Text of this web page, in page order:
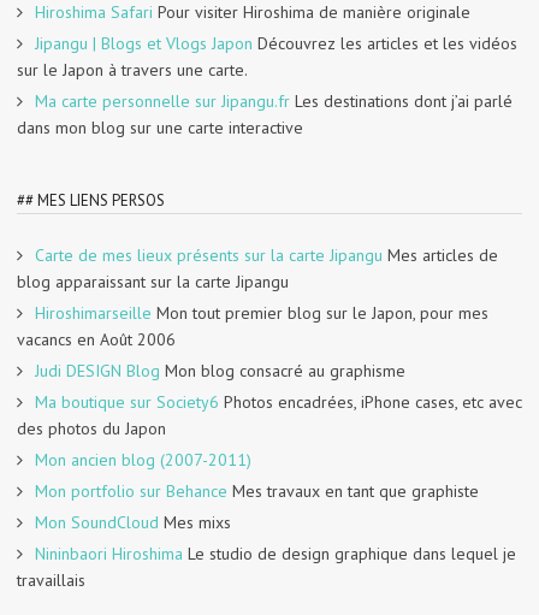
Hiroshima Safari Pour visiter Hiroshima de manière originale
Jipangu | Blogs et Vlogs Japon Découvrez les articles et les vidéos
sur le Japon à travers une carte.
Ma carte personnelle sur Jipangu.fr Les destinations dont j’ai parlé
dans mon blog sur une carte interactive
## MES LIENS PERSOS
Carte de mes lieux présents sur la carte Jipangu Mes articles de
blog apparaissant sur la carte Jipangu
Hiroshimarseille Mon tout premier blog sur le Japon, pour mes
vacancs en Août 2006
Judi DESIGN Blog Mon blog consacré au graphisme
Ma boutique sur Society6 Photos encadrées, iPhone cases, etc avec
des photos du Japon
Mon ancien blog (2007-2011)
Mon portfolio sur Behance Mes travaux en tant que graphiste
Mon SoundCloud Mes mixs
Nininbaori Hiroshima Le studio de design graphique dans lequel je
travaillais